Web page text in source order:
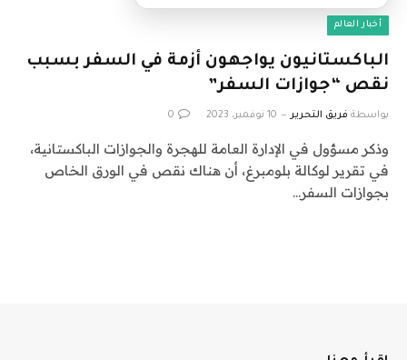
أخبار العالم
الباكستانيون يواجهون أزمة في السفر بسبب
نقص “جوازات السفر”
بواسطة فريق التحرير 10 نوفمبر، 2023 0
وذكر مسؤول في الإدارة العامة للهجرة والجوازات الباكستانية،
في تقرير لوكالة بلومبرغ، أن هناك نقص في الورق الخاص
بجوازات السفر…